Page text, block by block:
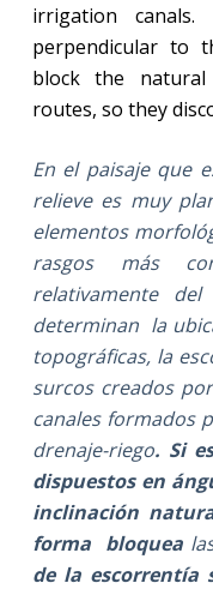
irrigation
perpendicular to
block the
routes, so they
En elpaisaje que
relieve es muy
elementos
rasgos más
relativamente
determinan la
topográficas, la
surcos creados
canales formados
drenaje-riego. Si
dispuestos en
inclinación
forma bloquea
de la escorrentía